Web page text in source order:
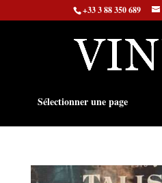
+33 3 88 350 689
Sélectionner une page